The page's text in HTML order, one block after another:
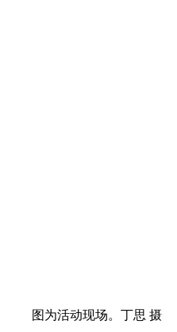
图为活动现场。丁思 摄